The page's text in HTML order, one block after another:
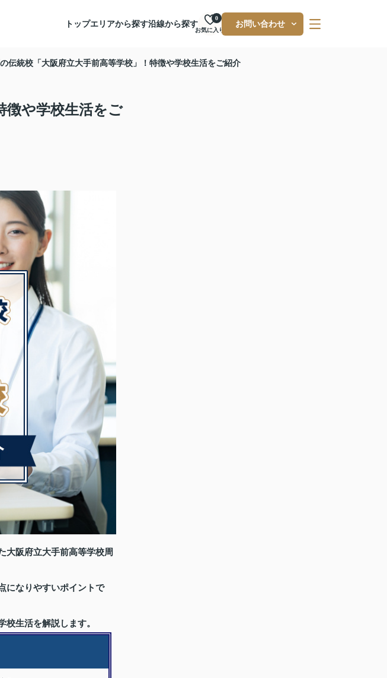
トップエリアから探す沿線から探す
お気に入り
0
お問い合わせ
伝統校「大阪府立大手前高等学校」！特徴や学校生活をご紹介
徴や学校生活をご
大阪府立大手前高等学校周
になりやすいポイントで
生活を解説します。